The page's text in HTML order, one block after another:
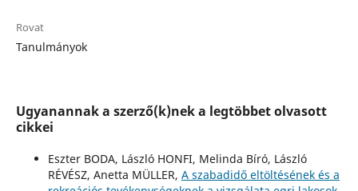
Rovat
Tanulmányok
Ugyanannak a szerző(k)nek a legtöbbet olvasott
cikkei
Eszter BODA, László HONFI, Melinda Bíró, László
RÉVÉSZ, Anetta MÜLLER, A szabadidő eltöltésének és a